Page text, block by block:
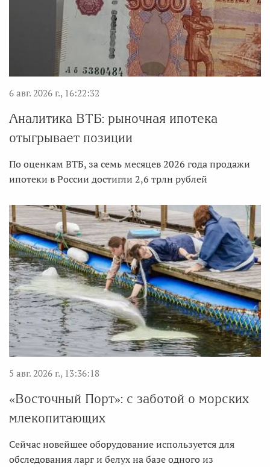
6 авг. 2026 г., 16:22:32
Аналитика ВТБ: рыночная ипотека
отыгрывает позиции
По оценкам ВТБ, за семь месяцев 2026 года продажи
ипотеки в России достигли 2,6 трлн рублей
5 авг. 2026 г., 13:36:18
«Восточный Порт»: с заботой о морских
млекопитающих
Сейчас новейшее оборудование используется для
обследования ларг и белух на базе одного из